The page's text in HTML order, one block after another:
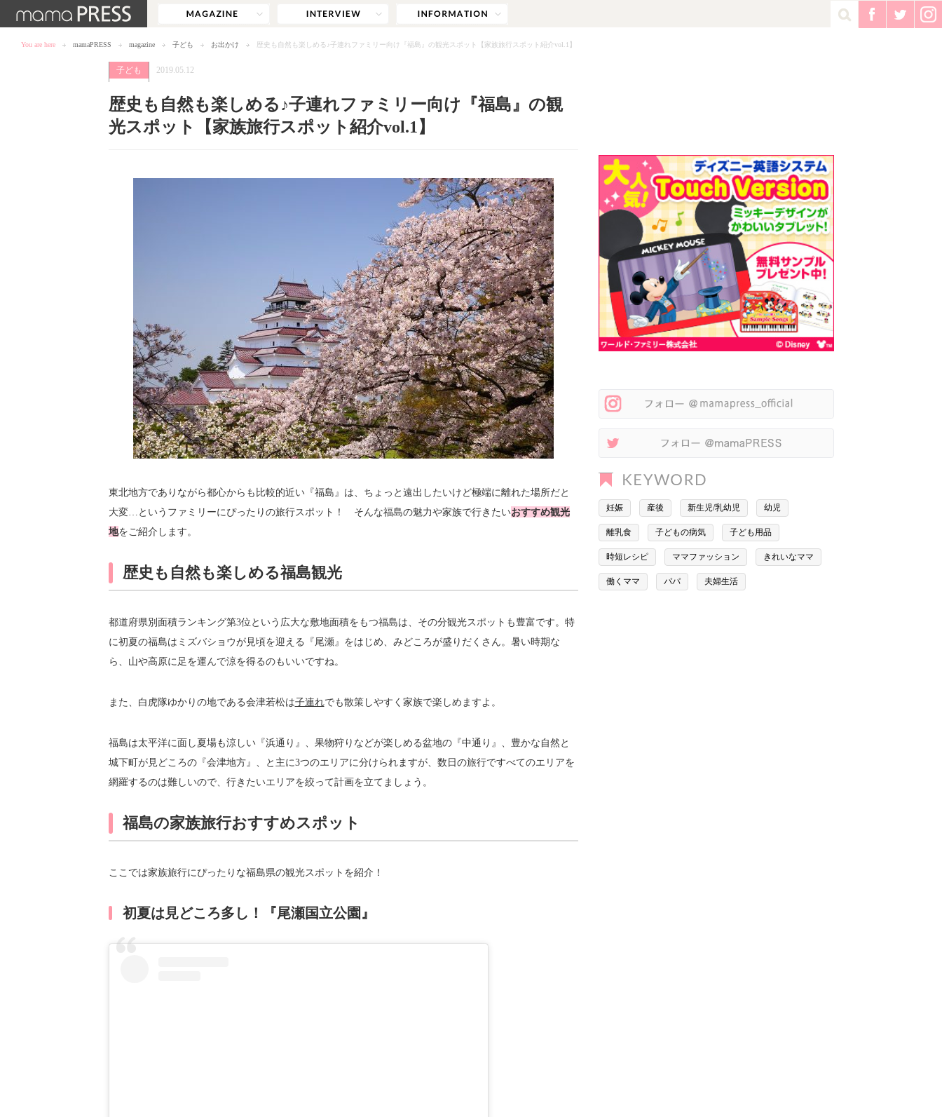
You are here mamaPRESS magazine 子ども お出かけ 歴史も自然も楽しめる♪子連れファミリー向け『福島』の観光スポット【家族旅行スポット紹介vol.1】
子ども 2019.05.12
歴史も自然も楽しめる♪子連れファミリー向け『福島』の観
光スポット【家族旅行スポット紹介vol.1】
東北地方でありながら都心からも比較的近い『福島』は、ちょっと遠出したいけど極端に離れた場所だと
大変…というファミリーにぴったりの旅行スポット！ そんな福島の魅力や家族で行きたいおすすめ観光
地をご紹介します。
歴史も自然も楽しめる福島観光
都道府県別面積ランキング第3位という広大な敷地面積をもつ福島は、その分観光スポットも豊富です。特
に初夏の福島はミズバショウが見頃を迎える『尾瀬』をはじめ、みどころが盛りだくさん。暑い時期な
ら、山や高原に足を運んで涼を得るのもいいですね。
また、白虎隊ゆかりの地である会津若松は子連れでも散策しやすく家族で楽しめますよ。
福島は太平洋に面し夏場も涼しい『浜通り』、果物狩りなどが楽しめる盆地の『中通り』、豊かな自然と
城下町が見どころの『会津地方』、と主に3つのエリアに分けられますが、数日の旅行ですべてのエリアを
網羅するのは難しいので、行きたいエリアを絞って計画を立てましょう。
福島の家族旅行おすすめスポット
ここでは家族旅行にぴったりな福島県の観光スポットを紹介！
初夏は見どころ多し！『尾瀬国立公園』
妊娠 産後 新生児/乳幼児 幼児
離乳食 子どもの病気 子ども用品
時短レシピ ママファッション きれいなママ
働くママ パパ 夫婦生活